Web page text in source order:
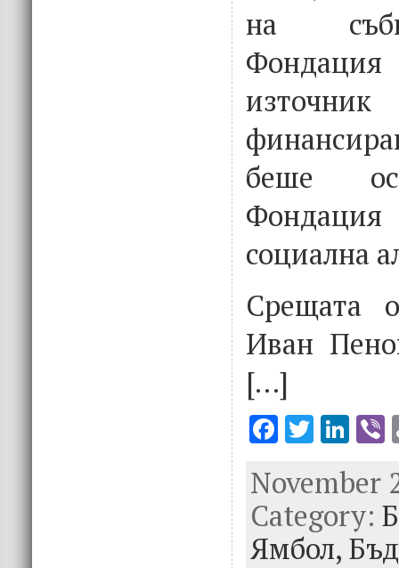
на
беше
социална
Срещата
Иван
[…]
F
e
b
o
T
it
te
r
Li
k
e
dI
November
Category:
Ямбол,